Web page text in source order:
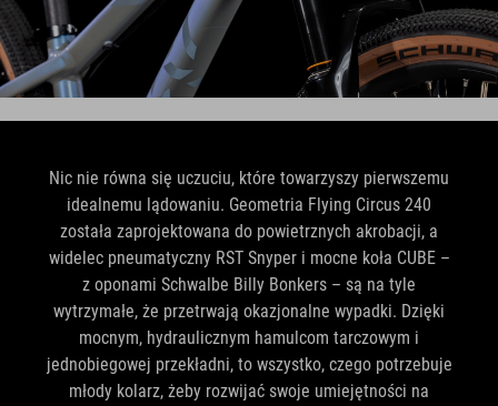
Nic nie równa się uczuciu, które towarzyszy pierwszemu
idealnemu lądowaniu. Geometria Flying Circus 240
została zaprojektowana do powietrznych akrobacji, a
widelec pneumatyczny RST Snyper i mocne koła CUBE –
z oponami Schwalbe Billy Bonkers – są na tyle
wytrzymałe, że przetrwają okazjonalne wypadki. Dzięki
mocnym, hydraulicznym hamulcom tarczowym i
jednobiegowej przekładni, to wszystko, czego potrzebuje
młody kolarz, żeby rozwijać swoje umiejętności na